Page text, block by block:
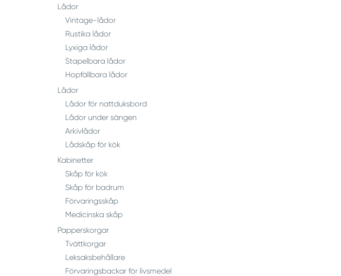
Lådor
Vintage-lådor
Rustika lådor
Lyxiga lådor
Stapelbara lådor
Hopfällbara lådor
Lådor
Lådor för nattduksbord
Lådor under sängen
Arkivlådor
Lådskåp för kök
Kabinetter
Skåp för kök
Skåp för badrum
Förvaringsskåp
Medicinska skåp
Papperskorgar
Tvättkorgar
Leksaksbehållare
Förvaringsbackar för livsmedel